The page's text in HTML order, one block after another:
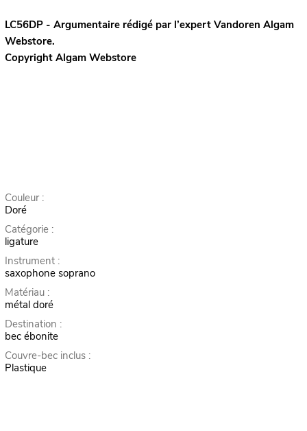
LC56DP - Argumentaire rédigé par l’expert Vandoren Algam
Webstore.
Copyright Algam Webstore
Couleur :
Doré
Catégorie :
ligature
Instrument :
saxophone soprano
Matériau :
métal doré
Destination :
bec ébonite
Couvre-bec inclus :
Plastique